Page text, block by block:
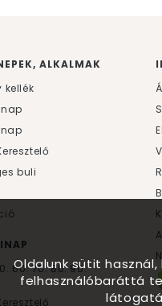
ALKALMAK
buli
60.70.80.90.
Oldalunk sütit
felhasználóbaráttá